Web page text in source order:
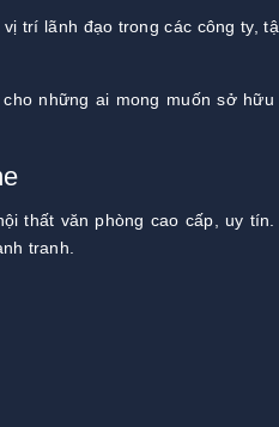
trí lãnh đạo trong các công ty,
những ai mong muốn sở hữu
thất văn phòng cao cấp, uy
tranh.